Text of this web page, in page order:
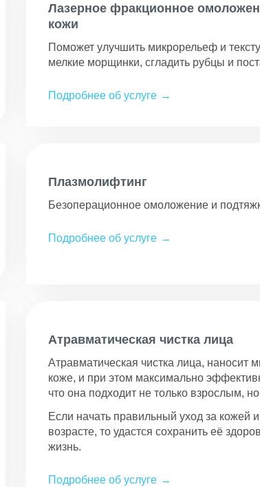
Лазерное фракционное
кожи
Поможет улучшить микрорельеф и
мелкие морщинки, сгладить рубцы и
Подробнее об услуге
Плазмолифтинг
Безоперационное омоложение и
Подробнее об услуге
Атравматическая чистка лица
Атравматическая чистка лица, наносит
коже, и при этом максимально
что она подходит не только взрослым,
Если начать правильный уход за кожей
возрасте, то удастся сохранить её
жизнь.
Подробнее об услуге